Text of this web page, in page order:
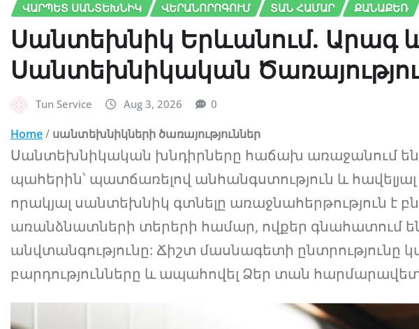
ՎԱՐՊԵՏ ՍԱՆՏԵԽՆԻԿ
ՎԵՐԱՆՈՐՈԳՈՒՄ ՏԱՆ ՀԱՄԱՐ ՔԱՆԱՔԵՌ
Սանտեխնիկ Երևանում. Արագ
Սանտեխնիկական
Tun Service Aug 3, 2026 0
Home/ սանտեխնիկների ծառայություններ
Սանտեխնիկական խնդիրները հաճախ առաջանում
պահերին՝ պատճառելով անհանգստություն և
որակյալ սանտեխնիկ գտնելը առաջնահերթություն է
առանձնատների տերերի համար, ովքեր գնահատում
անվտանգությունը: Ճիշտ մասնագետի ընտրությունը
բարդությունները և ապահովել Ձեր տան